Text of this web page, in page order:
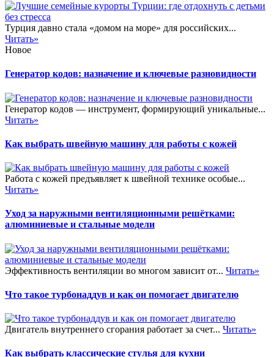
Турция давно стала «домом на море» для российских...
Читать»
Новое
Генератор кодов: назначение и ключевые разновидности
Генератор кодов — инструмент, формирующий уникальные...
Читать»
Как выбрать швейную машину для работы с кожей
Работа с кожей предъявляет к швейной технике особые...
Читать»
Уход за наружными вентиляционными решётками:
алюминиевые и стальные модели
Эффективность вентиляции во многом зависит от... Читать»
Что такое турбонаддув и как он помогает двигателю
Двигатель внутреннего сгорания работает за счет... Читать»
Как выбрать классические стулья для кухни